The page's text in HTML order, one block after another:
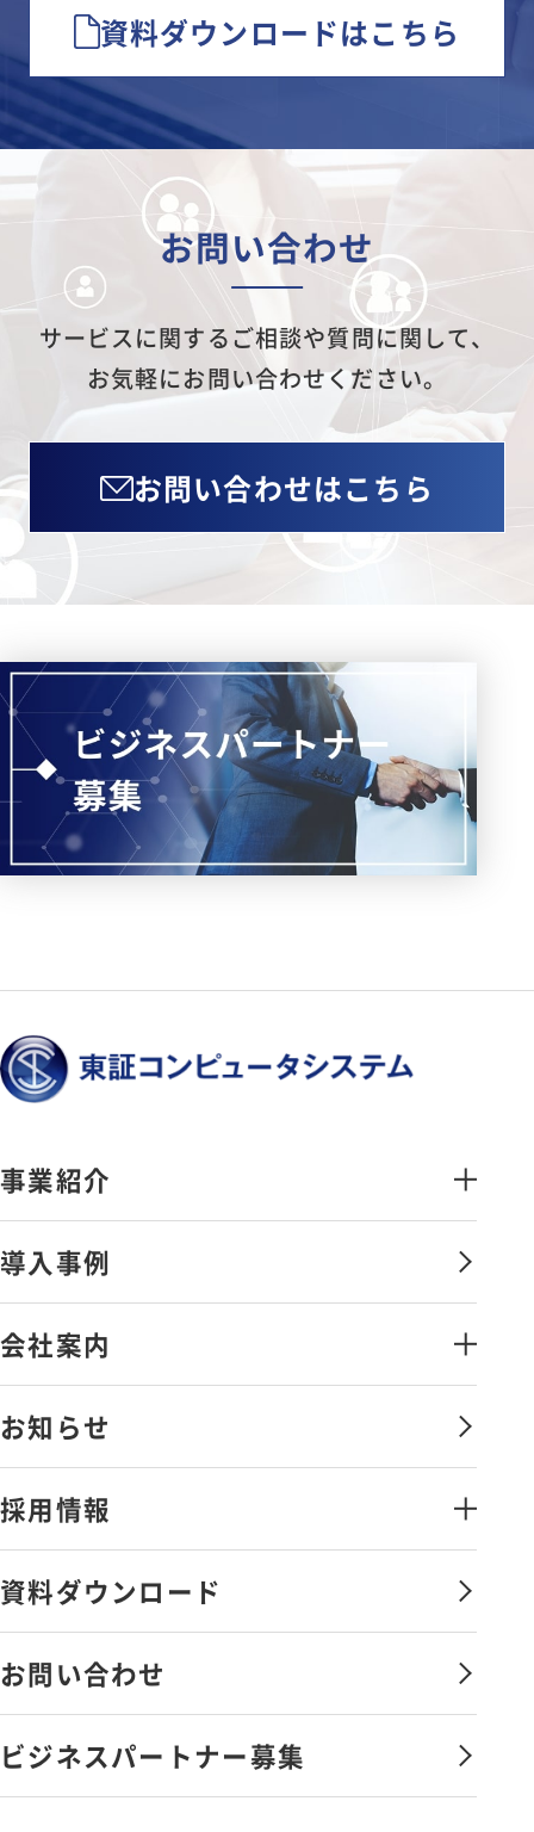
資料ダウンロードはこちら
お問い合わせ
サービスに関するご相談や質問に関して、
お気軽にお問い合わせください。
お問い合わせはこちら
事業紹介
ス
情報セキュリティソリューション
金融証券データソリューション
その他のソリューション
導入事例
会社案内
沿革
会社憲章
お知らせ
採用情報
福利厚生・社内制度
社員を知る
新卒採用
キャリア採用
資料ダウンロード
お問い合わせ
ビジネスパートナー募集